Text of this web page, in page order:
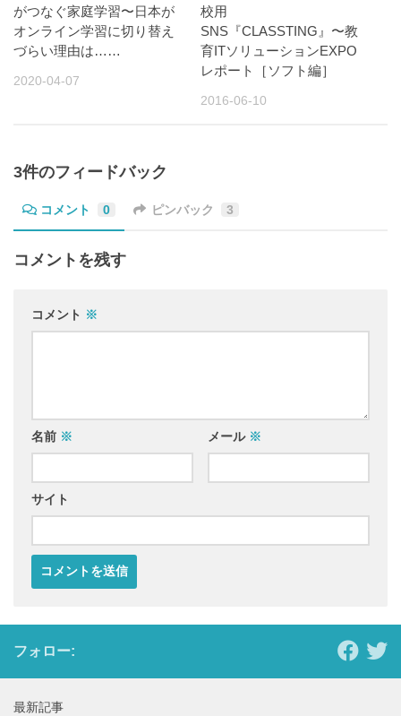
がつなぐ家庭学習〜日本が
オンライン学習に切り替え
づらい理由は……
2020-04-07
校用
SNS『CLASSTING』〜教
育ITソリューションEXPO
レポート［ソフト編］
2016-06-10
3件のフィードバック
コメント 0 ピンバック 3
コメントを残す
コメント ※
名前 ※ メール ※
サイト
フォロー:
最新記事